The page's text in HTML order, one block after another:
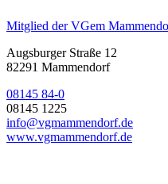
Mitglied der VGem
Augsburger Straße 12
82291 Mammendorf
08145 84-0
08145 1225
info@vgmammendorf.de
www.vgmammendorf.de